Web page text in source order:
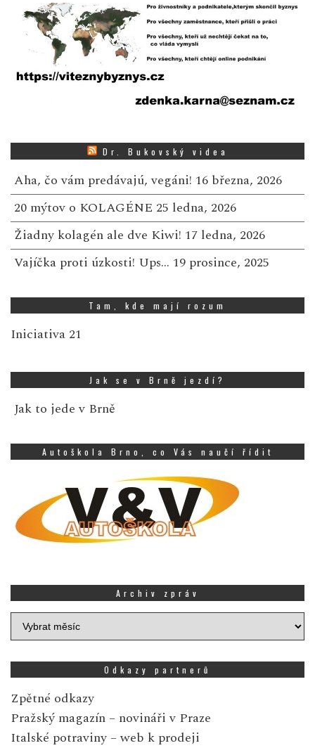
Dr. Bukovský videa
Aha, čo vám predávajú, vegáni! 16 března, 2026
20 mýtov o KOLAGÉNE 25 ledna, 2026
Žiadny kolagén ale dve Kiwi! 17 ledna, 2026
Vajíčka proti úzkosti! Ups… 19 prosince, 2025
Tam, kde mají rozum
Iniciativa 21
Jak se v Brně jezdí?
Jak to jede v Brně
Autoškola Brno, co Vás naučí řídit
Archiv zpráv
Archiv
zpráv
Odkazy partnerů
Zpětné odkazy
Pražský magazín – novináři v Praze
Italské potraviny – web k prodeji